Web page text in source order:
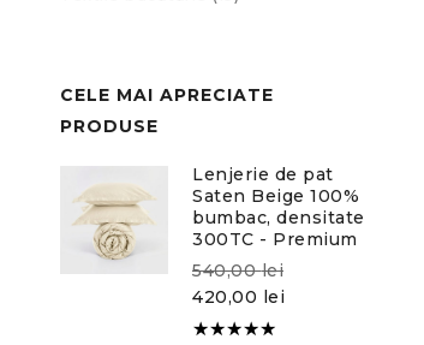
CELE MAI APRECIATE
PRODUSE
Lenjerie de pat
Saten Beige 100%
bumbac, densitate
300TC - Premium
540,00lei
420,00 lei